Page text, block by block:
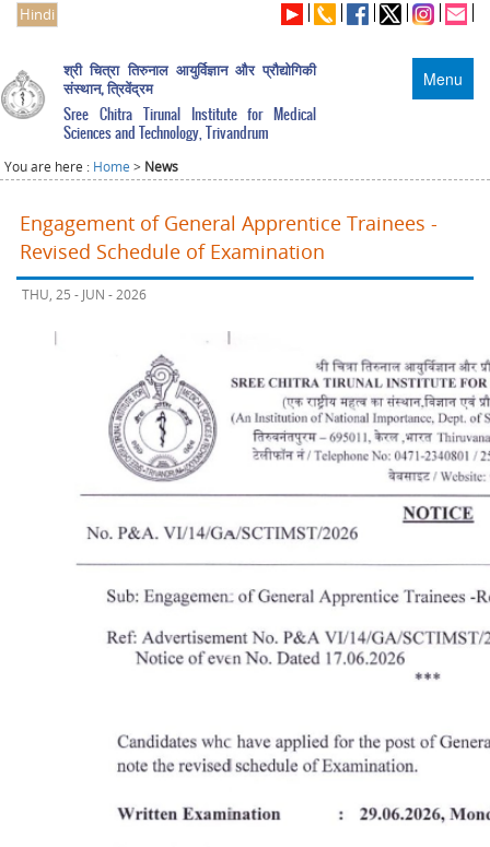
Hindi
Menu
श्री चित्रा तिरुनाल आयुर्विज्ञान और प्रौद्योगिकी
संस्थान, त्रिवेंद्रम
Sree Chitra Tirunal Institute for Medical
Sciences and Technology, Trivandrum
You are here : Home > News
Engagement of General Apprentice Trainees -
Revised Schedule of Examination
THU, 25 - JUN - 2026